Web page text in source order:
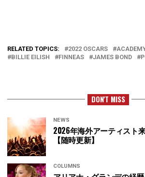
RELATED TOPICS: 2022 OSCARS
BILLIE EILISH
FINNEAS JAMES BOND
DON'T MISS
NEWS
2026年海外アーティスト
【随時更新】
COLUMNS